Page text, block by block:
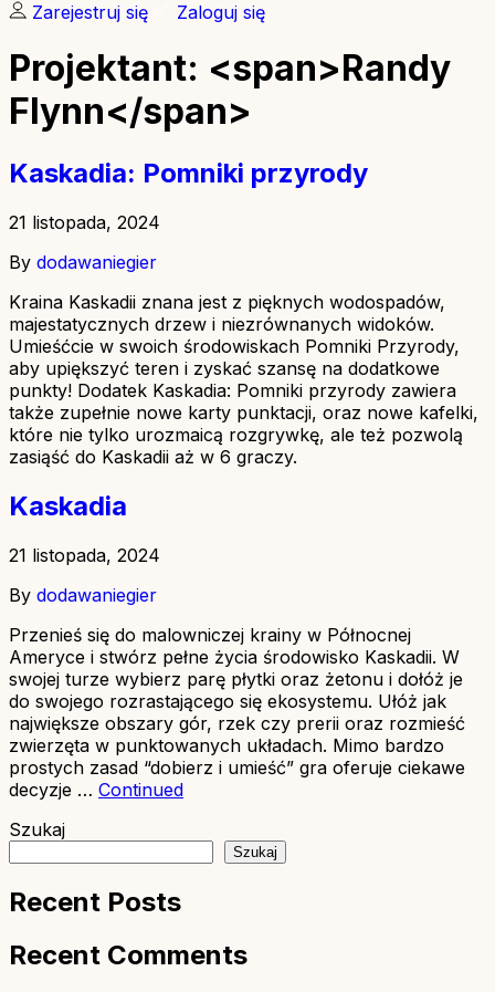
Zarejestruj się Zaloguj się
Projektant: <span>Randy
Flynn</span>
Kaskadia: Pomniki przyrody
21 listopada, 2024
By dodawaniegier
Kraina Kaskadii znana jest z pięknych wodospadów,
majestatycznych drzew i niezrównanych widoków.
Umieśćcie w swoich środowiskach Pomniki Przyrody,
aby upiększyć teren i zyskać szansę na dodatkowe
punkty! Dodatek Kaskadia: Pomniki przyrody zawiera
także zupełnie nowe karty punktacji, oraz nowe kafelki,
które nie tylko urozmaicą rozgrywkę, ale też pozwolą
zasiąść do Kaskadii aż w 6 graczy.
Kaskadia
21 listopada, 2024
By dodawaniegier
Przenieś się do malowniczej krainy w Północnej
Ameryce i stwórz pełne życia środowisko Kaskadii. W
swojej turze wybierz parę płytki oraz żetonu i dołóż je
do swojego rozrastającego się ekosystemu. Ułóż jak
największe obszary gór, rzek czy prerii oraz rozmieść
zwierzęta w punktowanych układach. Mimo bardzo
prostych zasad “dobierz i umieść” gra oferuje ciekawe
decyzje … Continued
Szukaj
Szukaj
Recent Posts
Recent Comments